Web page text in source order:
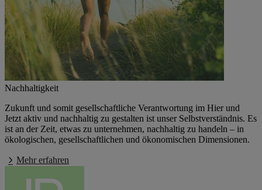
Nachhaltigkeit
Zukunft und somit gesellschaftliche Verantwortung im Hier und
Jetzt aktiv und nachhaltig zu gestalten ist unser Selbstverständnis. Es
ist an der Zeit, etwas zu unternehmen, nachhaltig zu handeln – in
ökologischen, gesellschaftlichen und ökonomischen Dimensionen.
Mehr erfahren